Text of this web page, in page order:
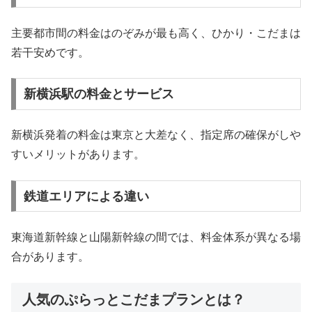
主要都市間の料金はのぞみが最も高く、ひかり・こだまは
若干安めです。
新横浜駅の料金とサービス
新横浜発着の料金は東京と大差なく、指定席の確保がしや
すいメリットがあります。
鉄道エリアによる違い
東海道新幹線と山陽新幹線の間では、料金体系が異なる場
合があります。
人気のぷらっとこだまプランとは？